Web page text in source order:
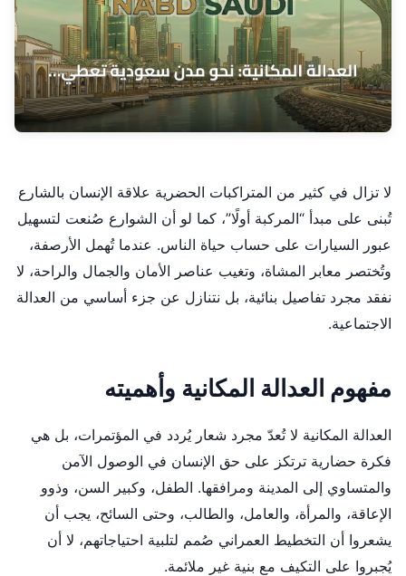
لا تزال في كثير من المتراكبات الحضرية علاقة الإنسان بالشارع
تُبنى على مبدأ “المركبة أولًا”، كما لو أن الشوارع صُنعت لتسهيل
عبور السيارات على حساب حياة الناس. عندما تُهمل الأرصفة،
وتُختصر معابر المشاة، وتغيب عناصر الأمان والجمال والراحة، لا
نفقد مجرد تفاصيل بنائية، بل نتنازل عن جزء أساسي من العدالة
الاجتماعية.
مفهوم العدالة المكانية وأهميته
العدالة المكانية لا تُعدّ مجرد شعار يُردد في المؤتمرات، بل هي
فكرة حضارية ترتكز على حق الإنسان في الوصول الآمن
والمتساوي إلى المدينة ومرافقها. الطفل، وكبير السن، وذوو
الإعاقة، والمرأة، والعامل، والطالب، وحتى السائح، يجب أن
يشعروا أن التخطيط العمراني صُمم لتلبية احتياجاتهم، لا أن
يُجبروا على التكيف مع بنية غير ملائمة.